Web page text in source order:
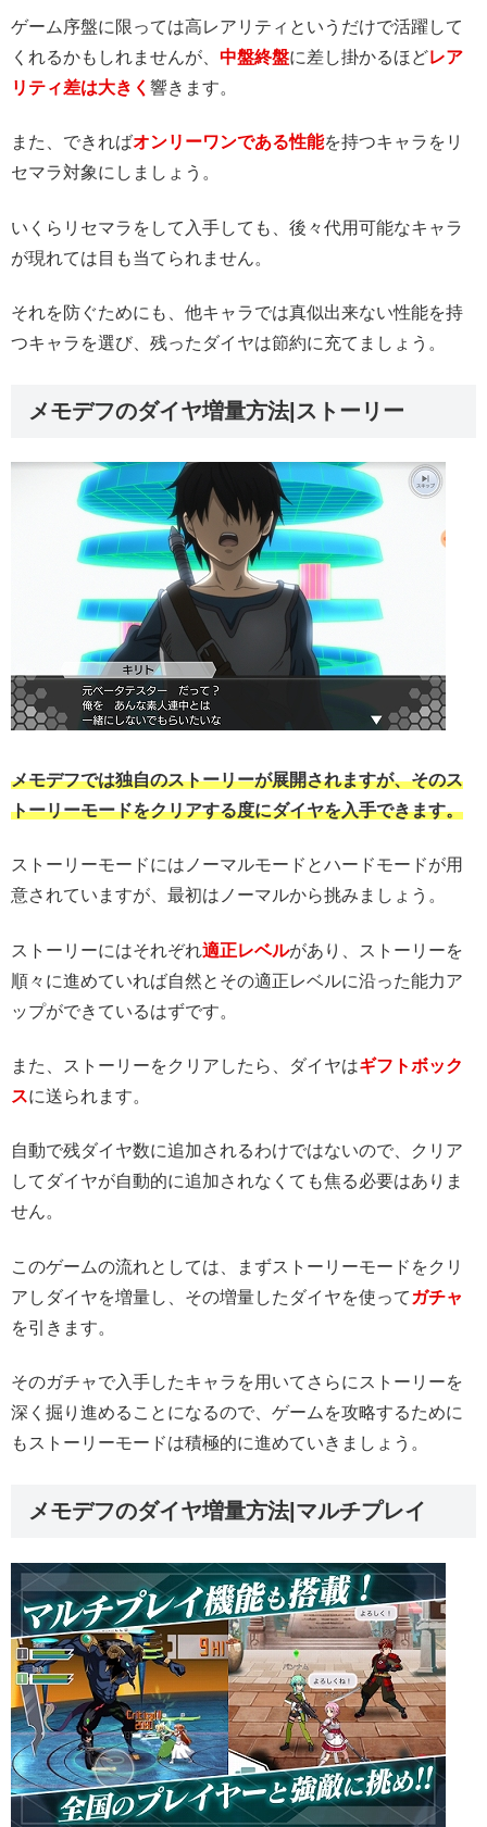
ゲーム序盤に限っては高レアリティというだけで活躍して
くれるかもしれませんが、 中盤終盤に差し掛かるほどレア
リティ差は大きく 響きます。
また、できればオンリーワンである性能を持つキャラをリ
セマラ対象にしましょう。
いくらリセマラをして入手しても、後々代用可能なキャラ
が現れては目も当てられません。
それを防ぐためにも、他キャラでは真似出来ない性能を持
つキャラを選び、残ったダイヤは節約に充てましょう。
メモデフのダイヤ増量方法|ストーリー
メモデフでは独自のストーリーが展開されますが、そのス
トーリーモードをクリアする度にダイヤを入手できます。
ストーリーモードにはノーマルモードとハードモードが用
意されていますが、最初はノーマルから挑みましょう。
ストーリーにはそれぞれ適正レベルがあり、ストーリーを
順々に進めていれば自然とその適正レベルに沿った能力ア
ップができているはずです。
また、ストーリーをクリアしたら、ダイヤはギフトボック
スに送られます。
自動で残ダイヤ数に追加されるわけではないので、クリア
してダイヤが自動的に追加されなくても焦る必要はありま
せん。
このゲームの流れとしては、まずストーリーモードをクリ
アしダイヤを増量し、その増量したダイヤを使って ガチャ
を引きます。
そのガチャで入手したキャラを用いてさらにストーリーを
深く掘り進めることになるので、ゲームを攻略するために
もストーリーモードは積極的に進めていきましょう。
メモデフのダイヤ増量方法|マルチプレイ